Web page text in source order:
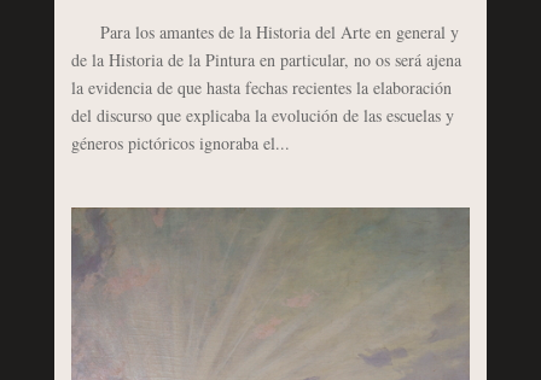
Para los amantes de la Historia del Arte en general y
de la Historia de la Pintura en particular, no os será ajena
la evidencia de que hasta fechas recientes la elaboración
del discurso que explicaba la evolución de las escuelas y
géneros pictóricos ignoraba el...